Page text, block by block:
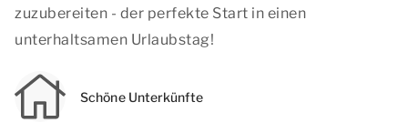
zuzubereiten - der perfekte Start in einen
unterhaltsamen Urlaubstag!
Schöne Unterkünfte